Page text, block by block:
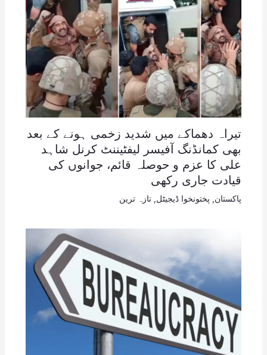
تیراہ دھماکے میں شدید زخمی ہونے کے بعد
بھی کمانڈنگ آفیسر لیفٹیننٹ کرنل شاہد
علی کا عزم و حوصلہ قائم، جوانوں کی
قیادت جاری رکھی
پاکستان پختونخوا ڈیجیٹل تازہ ترین